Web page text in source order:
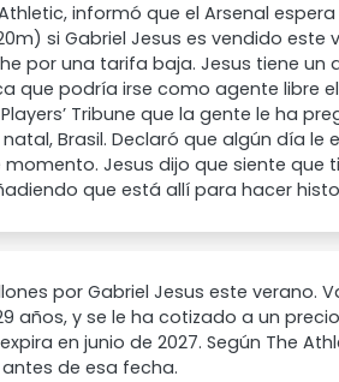
informó que el Arsenal
si Gabriel Jesus es vendido este
por una tarifa baja. Jesus tiene un
que podría irse como agente libre
Tribune que la gente le ha
Brasil. Declaró que algún día le
Jesus dijo que siente que
que está allí para hacer
por Gabriel Jesus este verano.
años, y se le ha cotizado a un
en junio de 2027. Según The
de esa fecha.